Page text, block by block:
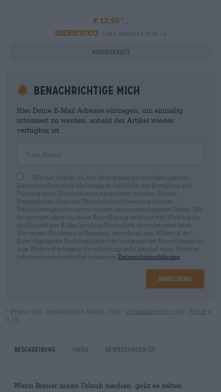
€ 12,90
MEHRWEG
0,38 L Flasche € 33,95 / L
Ausverkauft
Benachrichtige mich
Hier Deine E-Mail Adresse eintragen, um einmalig
informiert zu werden, sobald der Artikel wieder
verfügbar ist.
Hiermit willige ich ein, dass meine personenbezogenen
Daten von Bierothek Marketplace GmbH für die Erstellung und
Führung eines Kundenkontos verarbeitet werden. Dieses
Kundenkonto dient der Übersicht und Steuerung meiner
Verkaufstätigkeiten sowie meiner personenbezogenen Daten. Mir
ist bewusst, dass ich diese Einwilligung jederzeit mit Wirkung für
die Zukunft per E-Mail an shop@bierothek.de widerrufen kann.
Wir setzen Sie davon in Kenntnis, dass durch den Widerruf der
Einwilligung die Rechtmäßigkeit der aufgrund der Einwilligung bis
zum Widerruf erfolgten Verarbeitung nicht berührt wird. Weitere
Informationen finden Sie in unserer Datenschutzerklärung
Anmeldung
* Preise inkl. gesetzlicher MwSt. zzgl. Versandkosten zzgl. Pfand €
0,15
Beschreibung Infos Bewertungen (0)
Wenn Brauer:innen Urlaub machen, geht es selten